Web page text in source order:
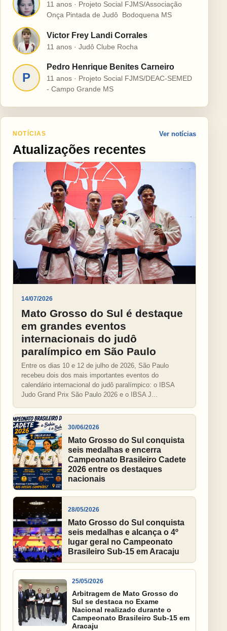
H
11 anos · Projeto Social FJMS/Associação
Onça Pintada de Judô  Bodoquena MS
V Victor Frey Landi Corrales
11 anos · Judô Clube Rocha
P
Pedro Henrique Benites Carneiro
11 anos · Projeto Social FJMS/DEAC-SEMED
- Campo Grande MS
NOTÍCIAS
Atualizações recentes
Ver notícias
14/07/2026
Mato Grosso do Sul é destaque
em grandes eventos
internacionais do judô
paralímpico em São Paulo
Entre os dias 10 e 12 de julho de 2026, São Paulo
recebeu dois dos mais importantes eventos do
calendário internacional do judô paralímpico: o IBSA
Judo Grand Prix São Paulo 2026 e o IBSA J...
30/06/2026
Mato Grosso do Sul conquista
seis medalhas e encerra
Campeonato Brasileiro Cadete
2026 entre os destaques
nacionais
28/05/2026
Mato Grosso do Sul conquista
seis medalhas e alcança o 4º
lugar geral no Campeonato
Brasileiro Sub-15 em Aracaju
25/05/2026
Arbitragem de Mato Grosso do
Sul se destaca no Exame
Nacional realizado durante o
Campeonato Brasileiro Sub-15 em
Aracaju